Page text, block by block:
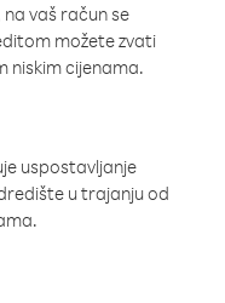
vaš račun se
možete zvati
niskim cijenama.
uspostavljanje
u trajanju od